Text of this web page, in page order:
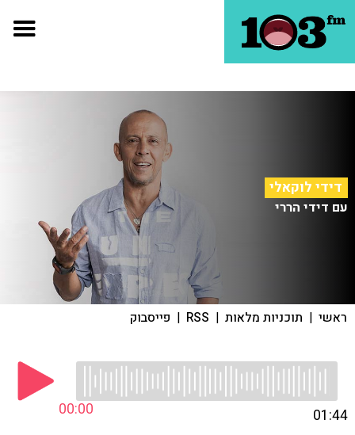
דידי לוקאלי
עם דידי הררי
ראשי | תוכניות מלאות |
RSS
| פייסבוק
00:00 01:44